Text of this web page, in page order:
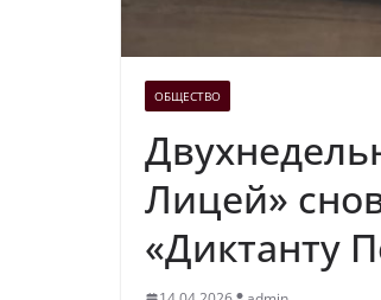
ОБЩЕСТВО
Лицей»
«Диктанту